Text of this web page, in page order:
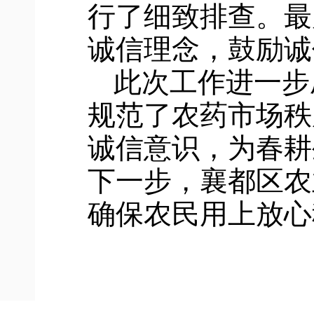
行了细致排查。
诚信理念，鼓励
此次工作进一
规范了农药市场
诚信意识 ，为春
下一步， 襄都区
确保农民用上放